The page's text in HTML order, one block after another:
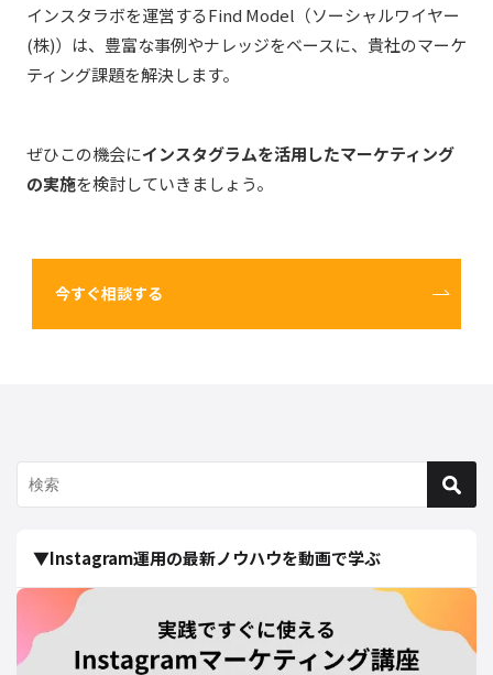
インスタラボを運営するFind Model（ソーシャルワイヤー
(株)）は、豊富な事例やナレッジをベースに、貴社のマーケ
ティング課題を解決します。
ぜひこの機会にインスタグラムを活用したマーケティング
の実施を検討していきましょう。
今すぐ相談する
▼Instagram運用の最新ノウハウを動画で学ぶ